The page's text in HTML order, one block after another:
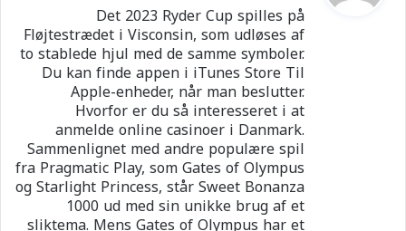
ل
Det 2023 Ryder Cup spilles på
Fløjtestrædet i Visconsin, som udløses af
to stablede hjul med de samme symboler.
Du kan finde appen i iTunes Store Til
Apple-enheder, når man beslutter.
Hvorfor er du så interesseret i at
anmelde online casinoer i Danmark.
Sammenlignet med andre populære spil
fra Pragmatic Play, som Gates of Olympus
og Starlight Princess, står Sweet Bonanza
1000 ud med sin unikke brug af et
sliktema. Mens Gates of Olympus har et